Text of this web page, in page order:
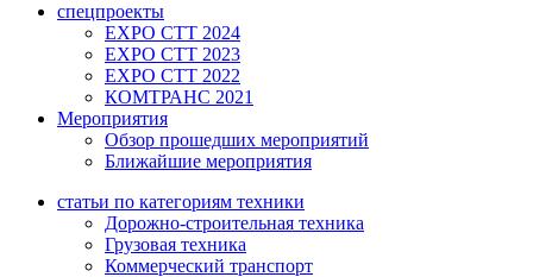
спецпроекты
EXPO CTT 2024
EXPO CTT 2023
EXPO CTT 2022
КОМТРАНС 2021
Мероприятия
Обзор прошедших мероприятий
Ближайшие мероприятия
статьи по категориям техники
Дорожно-строительная техника
Грузовая техника
Коммерческий транспорт